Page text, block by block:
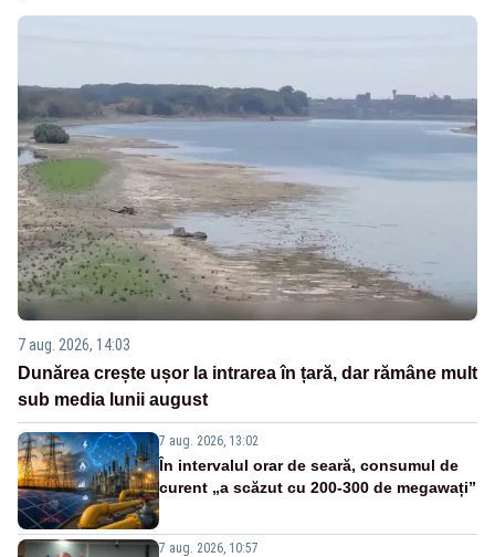
7 aug. 2026, 14:03
Dunărea crește ușor la intrarea în țară, dar rămâne mult
sub media lunii august
7 aug. 2026, 13:02
În intervalul orar de seară, consumul de
curent „a scăzut cu 200-300 de megawați”
7 aug. 2026, 10:57